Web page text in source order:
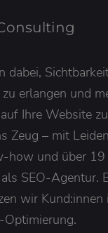
dabei,
erlangen und
Ihre Website
Zeug – mit
how und über 19
SEO-Agentur.
wir Kund:innen
Optimierung.